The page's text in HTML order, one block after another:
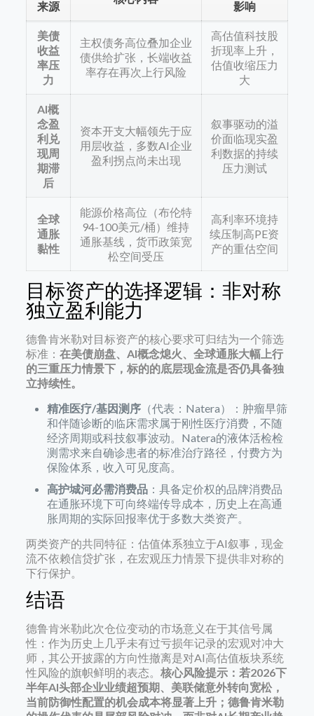
来源
影响
美债
收益
率压
力
主权债务高位叠加企业
债供给扩张，长端收益
率存在再次上行风险
高估值科技股
折现率上升，
估值收缩压力
大
AI概
念盈
利兑
现周
期滞
后
资本开支大幅领先于应
用层收益，多数AI企业
盈利拐点尚未出现
叙事驱动的溢
价面临现实盈
利数据的持续
压力测试
全球
通胀
黏性
能源价格高位（布伦特
94-100美元/桶）维持
通胀基线，货币政策宽
松空间受压
高利率环境持
续压制高PE资
产的重估空间
目标资产的选择逻辑：非对称
独立盈利能力
德鲁肯米勒对目标资产的核心要求可归结为一个筛选
标准： 在美债崩盘、AI概念熄火、全球通胀大幅上行
的三重压力情景下，标的的底层现金流是否仍具备独
立持续性。
精准医疗/基因测序（代表：Natera）：肿瘤早筛
和伴随诊断的临床需求属于刚性医疗消费，不随
经济周期或科技叙事波动。Natera的液体活检检
测需求来自确诊患者的标准治疗路径，付费方为
保险体系，收入可见度高。
高护城河必需消费品：具备定价权的品牌消费品
在通胀环境下可向终端传导成本，历史上在高通
胀周期的实际回报率优于多数大类资产。
两类资产的共同特征：估值体系独立于AI叙事，现金
流不依赖信贷扩张，在宏观压力情景下提供非对称的
下行保护。
结语
德鲁肯米勒此次仓位变动的市场意义在于其信号属
性：作为历史上几乎未有过亏损年记录的宏观对冲大
师，其公开披露的方向性撤离是对AI高估值板块系统
性风险的旗帜鲜明的表态。 核心风险提示：若2026下
半年AI头部企业业绩超预期、美联储意外转向宽松，
当前防御性配置的机会成本将显著上升；德鲁肯米勒